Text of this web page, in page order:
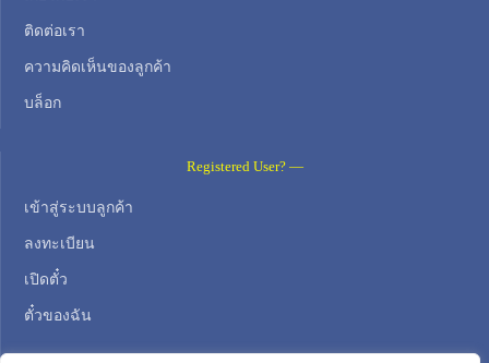
ติดต่อเรา
ความคิดเห็นของลูกค้า
บล็อก
Registered User? —
เข้าสู่ระบบลูกค้า
ลงทะเบียน
เปิดตั๋ว
ตั๋วของฉัน